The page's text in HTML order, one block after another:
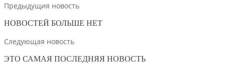
Предыдущия новость
НОВОСТЕЙ БОЛЬШЕ НЕТ
Следующая новость
ЭТО САМАЯ ПОСЛЕДНЯЯ НОВОСТЬ